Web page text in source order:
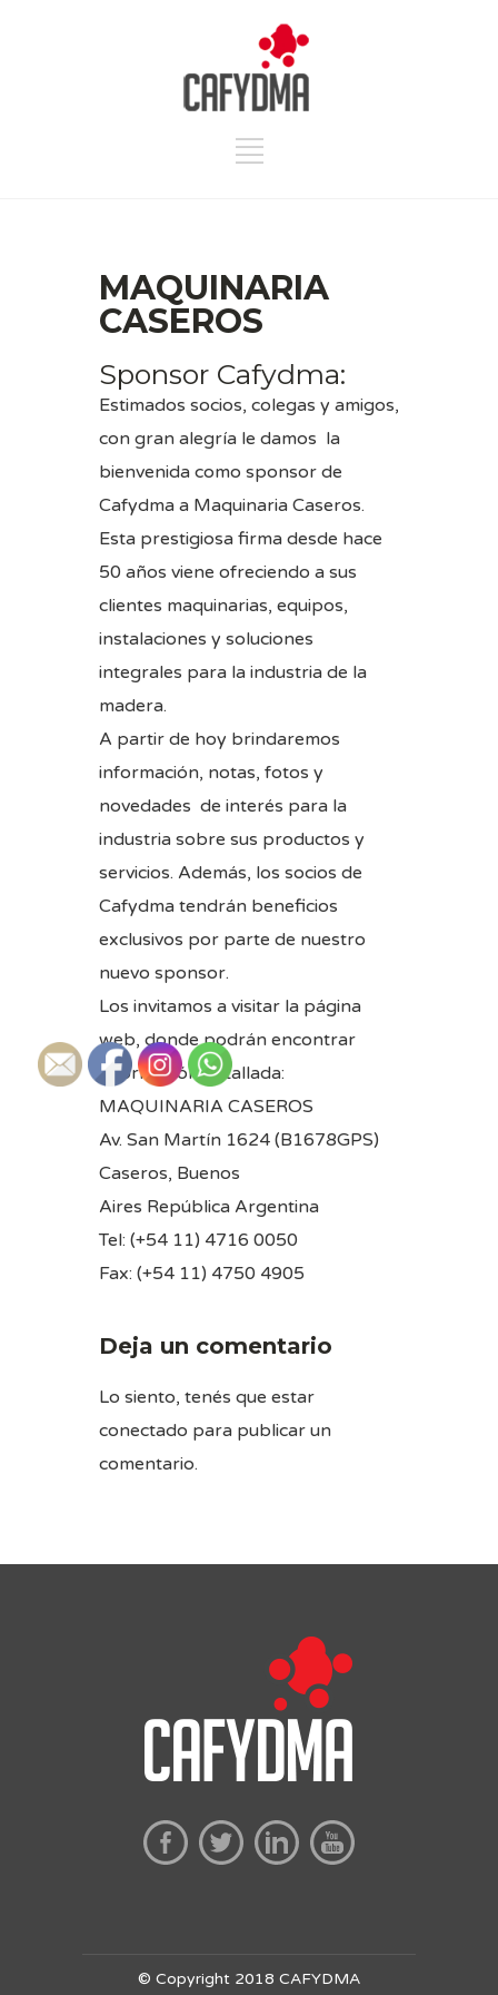
MAQUINARIA
CASEROS
Sponsor Cafydma:
Estimados socios, colegas y amigos,
con gran alegría le damos la
bienvenida como sponsor de
Cafydma a Maquinaria Caseros.
Esta prestigiosa firma desde hace
50 años viene ofreciendo a sus
clientes maquinarias, equipos,
instalaciones y soluciones
integrales para la industria de la
madera.
A partir de hoy brindaremos
información, notas, fotos y
novedades de interés para la
industria sobre sus productos y
servicios. Además, los socios de
Cafydma tendrán beneficios
exclusivos por parte de nuestro
nuevo sponsor.
Los invitamos a visitar la página
web, donde podrán encontrar
información detallada:
MAQUINARIA CASEROS
Av. San Martín 1624 (B1678GPS)
Caseros, Buenos
Aires República Argentina
Tel: (+54 11) 4716 0050
Fax: (+54 11) 4750 4905
Deja un comentario
Lo siento, tenés que estar
conectado para publicar un
comentario.
© Copyright 2018 CAFYDMA